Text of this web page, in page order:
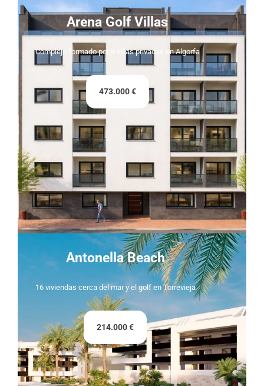
Arena Golf Villas
Complejo formado por 8 villas privadas en Algorfa
473.000 €
Antonella Beach
16 viviendas cerca del mar y el golf en Torrevieja
214.000 €